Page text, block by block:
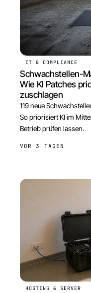
IT & COMPLIANCE
Schwachstellen-
Wie KI Patches
zuschlagen
119 neue
So priorisiert KI im
Betrieb prüfen lassen.
VOR 3 TAGEN
HOSTING & SERVER